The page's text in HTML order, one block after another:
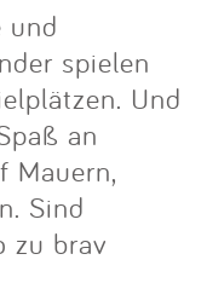
und
spielen
Und
an
Mauern,
Sind
zu brav